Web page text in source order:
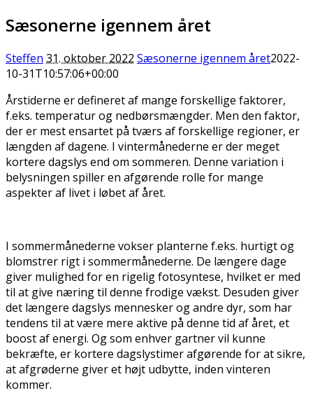
Sæsonerne igennem året
Steffen 31. oktober 2022 Sæsonerne igennem året2022-
10-31T10:57:06+00:00
Årstiderne er defineret af mange forskellige faktorer,
f.eks. temperatur og nedbørsmængder. Men den faktor,
der er mest ensartet på tværs af forskellige regioner, er
længden af dagene. I vintermånederne er der meget
kortere dagslys end om sommeren. Denne variation i
belysningen spiller en afgørende rolle for mange
aspekter af livet i løbet af året.
I sommermånederne vokser planterne f.eks. hurtigt og
blomstrer rigt i sommermånederne. De længere dage
giver mulighed for en rigelig fotosyntese, hvilket er med
til at give næring til denne frodige vækst. Desuden giver
det længere dagslys mennesker og andre dyr, som har
tendens til at være mere aktive på denne tid af året, et
boost af energi. Og som enhver gartner vil kunne
bekræfte, er kortere dagslystimer afgørende for at sikre,
at afgrøderne giver et højt udbytte, inden vinteren
kommer.